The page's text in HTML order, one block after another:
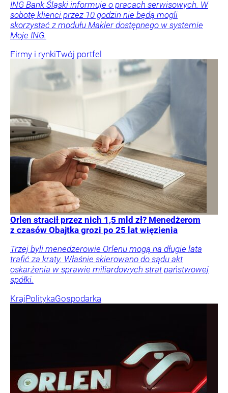
ING Bank Śląski informuje o pracach serwisowych. W
sobotę klienci przez 10 godzin nie będą mogli
skorzystać z modułu Makler dostępnego w systemie
Moje ING.
Firmy i rynkiTwój portfel
Orlen stracił przez nich 1,5 mld zł? Menedżerom
z czasów Obajtka grozi po 25 lat więzienia
Trzej byli menedżerowie Orlenu mogą na długie lata
trafić za kraty. Właśnie skierowano do sądu akt
oskarżenia w sprawie miliardowych strat państwowej
spółki.
KrajPolitykaGospodarka